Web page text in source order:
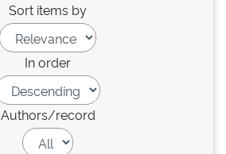
Sort items by
In order
Authors/record